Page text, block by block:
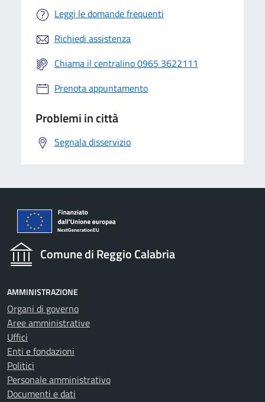
Leggi le domande frequenti
Richiedi assistenza
Chiama il centralino 0965 3622111
Prenota appuntamento
Problemi in città
Segnala disservizio
Comune di Reggio Calabria
AMMINISTRAZIONE
Organi di governo
Aree amministrative
Uffici
Enti e fondazioni
Politici
Personale amministrativo
Documenti e dati